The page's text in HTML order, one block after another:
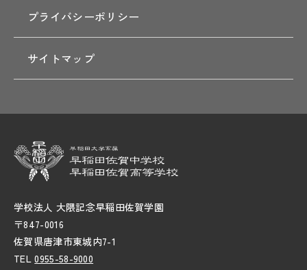
プライバシーポリシー
サイトマップ
学校法人 大隈記念早稲田佐賀学園
〒847-0016
佐賀県唐津市東城内7-1
TEL0955-58-9000